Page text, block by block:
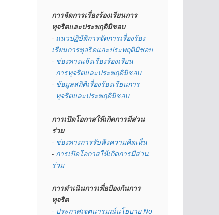
การจัดการเรื่องร้องเรียนการ
ทุจริตและประพฤติมิชอบ
- แนวปฏิบัติการจัดการเรื่องร้อง
เรียนการทุจริตและประพฤติมิชอบ
- ช่องทางแจ้งเรื่องร้องเรียน
  การทุจริตและประพฤติมิชอบ
- ข้อมูลสถิติเรื่องร้องเรียนการ
  ทุจริตและประพฤติมิชอบ
การเปิดโอกาสให้เกิดการมีส่วน
ร่วม
- ช่องทางการรับฟังความคิดเห็น
- การเปิดโอกาสให้เกิดการมีส่วน
ร่วม
การดำเนินการเพื่อป้องกันการ
ทุจริต
- ประกาศเจตนารมณ์นโยบาย No